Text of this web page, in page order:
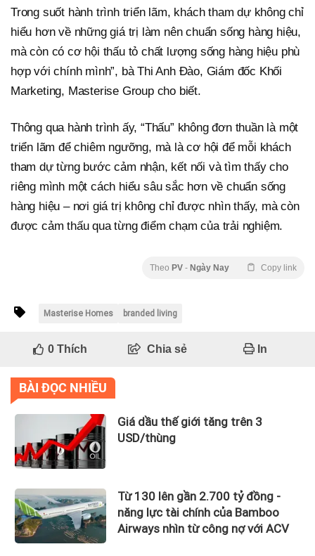
Trong suốt hành trình triển lãm, khách tham dự không chỉ
hiểu hơn về những giá trị làm nên chuẩn sống hàng hiệu,
mà còn có cơ hội thấu tỏ chất lượng sống hàng hiệu phù
hợp với chính mình”, bà Thi Anh Đào, Giám đốc Khối
Marketing, Masterise Group cho biết.
Thông qua hành trình ấy, “Thấu” không đơn thuần là một
triển lãm để chiêm ngưỡng, mà là cơ hội để mỗi khách
tham dự từng bước cảm nhận, kết nối và tìm thấy cho
riêng mình một cách hiểu sâu sắc hơn về chuẩn sống
hàng hiệu – nơi giá trị không chỉ được nhìn thấy, mà còn
được cảm thấu qua từng điểm chạm của trải nghiệm.
Theo PV - Ngày Nay Copy link
Masterise Homes branded living
0Thích Chia sẻ In
BÀI ĐỌC NHIỀU
Giá dầu thế giới tăng trên 3
USD/thùng
Từ 130 lên gần 2.700 tỷ đồng -
năng lực tài chính của Bamboo
Airways nhìn từ công nợ với ACV